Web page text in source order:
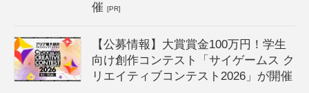
催[PR]
【公募情報】大賞賞金100万円！学生
向け創作コンテスト「サイゲームス ク
リエイティブコンテスト2026」が開催